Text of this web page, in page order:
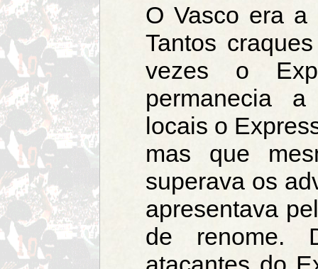
O Vasco era a
Tantos
vezes o
permanecia
locais o
mas que
superava os
apresentava
de renome.